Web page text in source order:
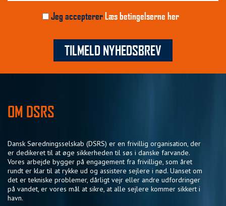
Jeg acceptererLæs betingelserne her
TILMELD NYHEDSBREV
OM DSRS
Dansk Søredningsselskab (DSRS) er en frivillig organisation, der
er dedikeret til at øge sikkerheden til søs i danske farvande.
Vores arbejde bygger på engagement fra frivillige, som året
rundt er klar til at rykke ud og assistere sejlere i nød. Uanset om
det er tekniske problemer, dårligt vejr eller andre udfordringer
på vandet, er vores mål at sikre, at alle sejlere kommer sikkert i
havn.